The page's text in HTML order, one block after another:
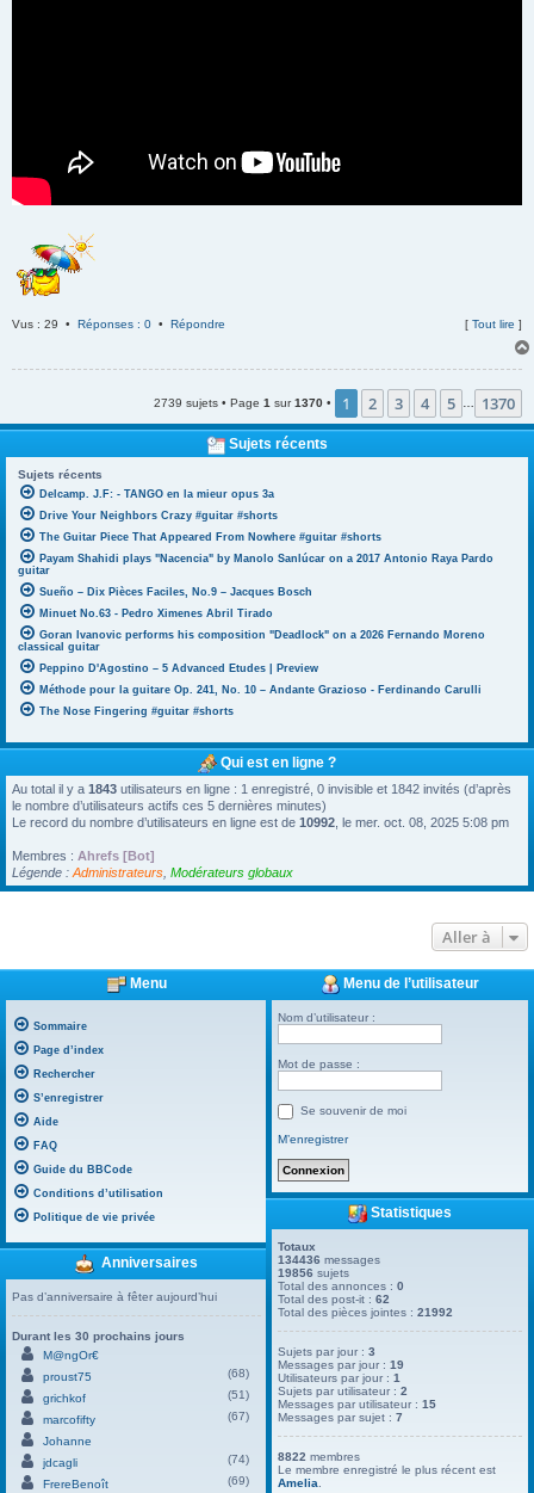
Vus : 29 • Réponses : 0 • Répondre [ Tout lire ]
2739 sujets • Page 1 sur1370 • 1 2 3 4 5 1370
Sujets récents
Sujets récents
Delcamp. J.F: - TANGO en la mieur opus 3a
Drive Your Neighbors Crazy #guitar #shorts
The Guitar Piece That Appeared From Nowhere #guitar #shorts
Payam Shahidi plays "Nacencia" by Manolo Sanlúcar on a 2017 Antonio Raya Pardo
guitar
Sueño – Dix Pièces Faciles, No.9 – Jacques Bosch
Minuet No.63 - Pedro Ximenes Abril Tirado
Goran Ivanovic performs his composition "Deadlock" on a 2026 Fernando Moreno
classical guitar
Peppino D'Agostino – 5 Advanced Etudes | Preview
Méthode pour la guitare Op. 241, No. 10 – Andante Grazioso - Ferdinando Carulli
The Nose Fingering #guitar #shorts
Qui est en ligne ?
Au total il y a 1843 utilisateurs en ligne : 1 enregistré, 0 invisible et 1842 invités (d’après
le nombre d’utilisateurs actifs ces 5 dernières minutes)
Le record du nombre d’utilisateurs en ligne est de 10992 , le mer. oct. 08, 2025 5:08 pm
Membres : Ahrefs [Bot]
Légende : Administrateurs Modérateurs globaux
Aller à
Menu
Sommaire
Page d’index
Rechercher
S’enregistrer
Aide
FAQ
Guide du BBCode
Conditions d’utilisation
Politique de vie privée
Anniversaires
Pas d’anniversaire à fêter aujourd’hui
Durant les 30 prochains jours
M@ngOr€
proust75
(68)
grichkof
(51)
marcofifty
(67)
Johanne
jdcagli
(74)
FrereBenoît
(69)
Menu de l’utilisateur
Nom d’utilisateur :
Mot de passe :
Se souvenir de moi
M’enregistrer
Statistiques
Totaux
134436 messages
19856 sujets
Total des annonces :0
Total des post-it :62
Total des pièces jointes :21992
Sujets par jour :3
Messages par jour :19
Utilisateurs par jour :1
Sujets par utilisateur :2
Messages par utilisateur :15
Messages par sujet :7
8822 membres
Le membre enregistré le plus récent est
Amelia